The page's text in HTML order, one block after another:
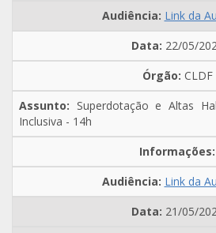
Link da
22/05/
CLDF
Superdotação e Altas
Inclusiva - 14h
Link da
21/05/